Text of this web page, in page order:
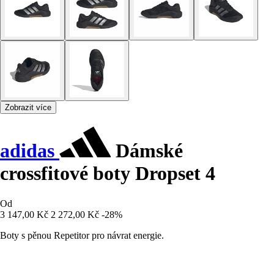
Zobrazit více
adidas
Dámské
crossfitové boty Dropset 4
Od
3 147,00 Kč 2 272,00 Kč -28%
Boty s pěnou Repetitor pro návrat energie.